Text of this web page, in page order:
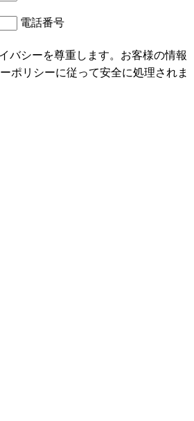
電話番号
バシーを尊重します。お客様の情報
ポリシーに従って安全に処理されま